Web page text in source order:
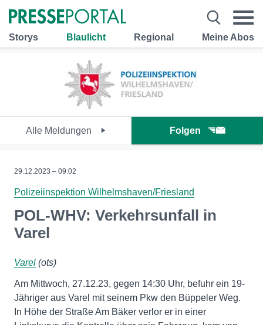
Storys Blaulicht Regional Meine Abos
Alle Meldungen Folgen
29.12.2023 – 09:02
Polizeiinspektion Wilhelmshaven/Friesland
POL-WHV: Verkehrsunfall in
Varel
Varel (ots)
Am Mittwoch, 27.12.23, gegen 14:30 Uhr, befuhr ein 19-
Jähriger aus Varel mit seinem Pkw den Büppeler Weg.
In Höhe der Straße Am Bäker verlor er in einer